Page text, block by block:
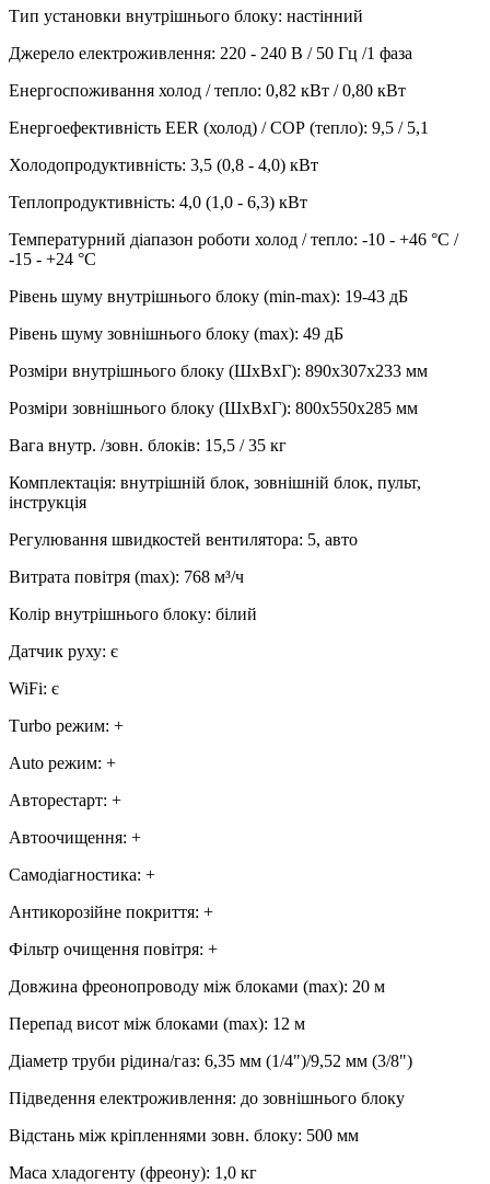
Тип установки внутрішнього блоку: настінний
Джерело електроживлення: 220 - 240 В / 50 Гц /1 фаза
Енергоспоживання холод / тепло: 0,82 кВт / 0,80 кВт
Енергоефективність EER (холод) / СОР (тепло): 9,5 / 5,1
Холодопродуктивність: 3,5 (0,8 - 4,0) кВт
Теплопродуктивність: 4,0 (1,0 - 6,3) кВт
Температурний діапазон роботи холод / тепло: -10 - +46 °С /
-15 - +24 °С
Рівень шуму внутрішнього блоку (min-max): 19-43 дБ
Рівень шуму зовнішнього блоку (max): 49 дБ
Розміри внутрішнього блоку (ШхВхГ): 890х307х233 мм
Розміри зовнішнього блоку (ШхВхГ): 800х550х285 мм
Вага внутр. /зовн. блоків: 15,5 / 35 кг
Комплектація: внутрішній блок, зовнішній блок, пульт,
інструкція
Регулювання швидкостей вентилятора: 5, авто
Витрата повітря (max): 768 м³/ч
Колір внутрішнього блоку: білий
Датчик руху: є
WiFi: є
Тurbo режим: +
Аuto режим: +
Авторестарт: +
Автоочищення: +
Самодіагностика: +
Антикорозійне покриття: +
Фільтр очищення повітря: +
Довжина фреонопроводу між блоками (max): 20 м
Перепад висот між блоками (max): 12 м
Діаметр труби рідина/газ: 6,35 мм (1/4")/9,52 мм (3/8")
Підведення електроживлення: до зовнішнього блоку
Відстань між кріпленнями зовн. блоку: 500 мм
Маса хладогенту (фреону): 1,0 кг